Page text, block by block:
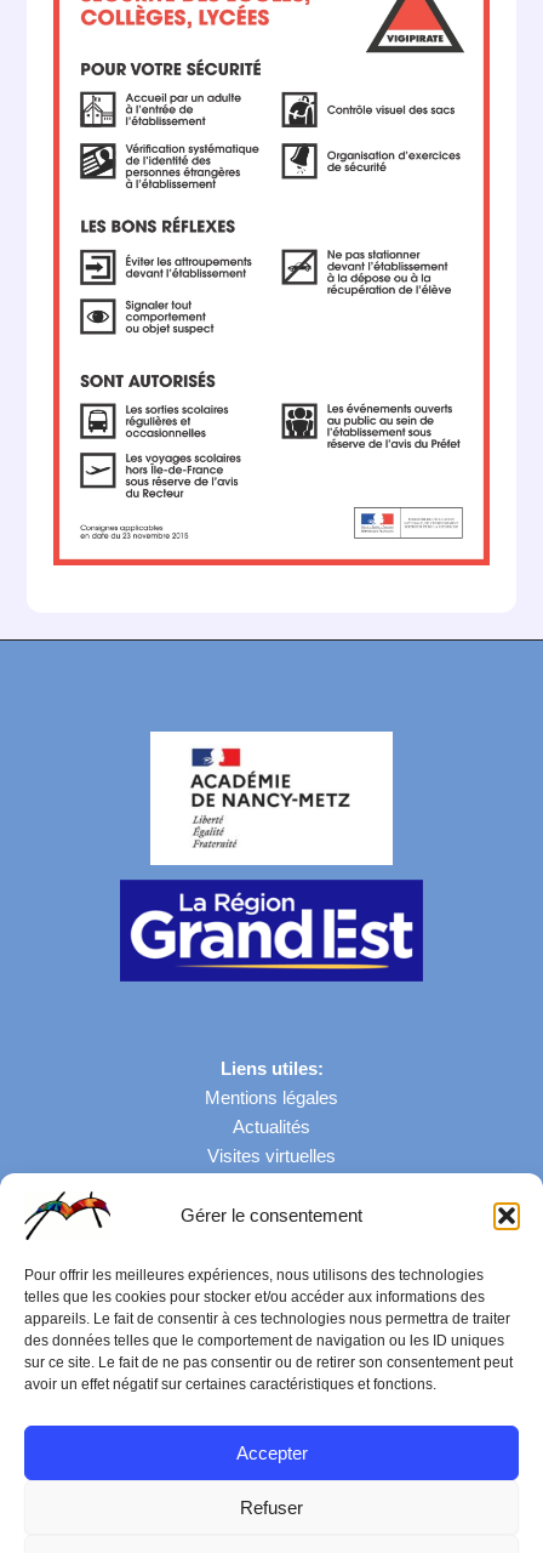
Gérer le consentement
Pour offrir les meilleures expériences, nous utilisons des technologies
telles que les cookies pour stocker et/ou accéder aux informations des
appareils. Le fait de consentir à ces technologies nous permettra de traiter
des données telles que le comportement de navigation ou les ID uniques
sur ce site. Le fait de ne pas consentir ou de retirer son consentement peut
avoir un effet négatif sur certaines caractéristiques et fonctions.
Accepter
Refuser
Liens utiles:
Mentions légales
Actualités
Visites virtuelles
Nombre de visites: 43082